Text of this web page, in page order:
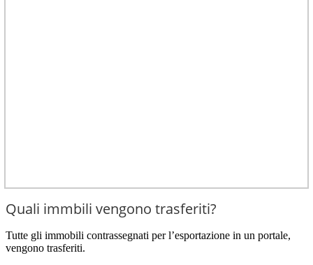
Quali immbili vengono trasferiti?
Tutte gli immobili contrassegnati per l’esportazione in un portale,
vengono trasferiti.